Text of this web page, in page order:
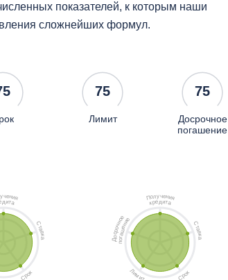
показателей, к которым наши
сложнейших формул.
75
Лимит
75
Досрочное
погашение
учения
дита
С
т
а
в
к
а
Сро
к
Получения
кредита
С
т
а
в
к
а
Сро
к
Лими
Д
о
с
р
о
ч
ное
п
о
г
а
ш
е
н
и
е